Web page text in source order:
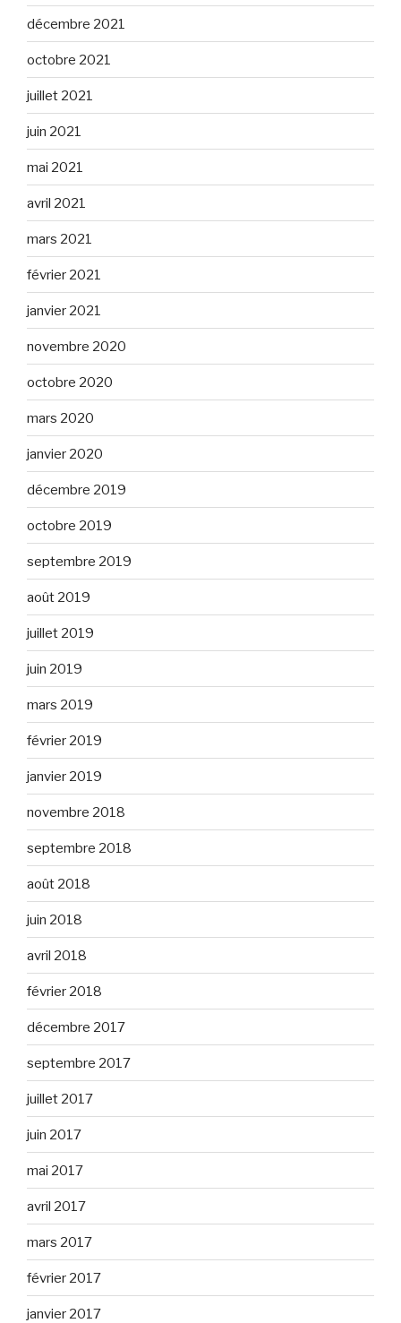
décembre 2021
octobre 2021
juillet 2021
juin 2021
mai 2021
avril 2021
mars 2021
février 2021
janvier 2021
novembre 2020
octobre 2020
mars 2020
janvier 2020
décembre 2019
octobre 2019
septembre 2019
août 2019
juillet 2019
juin 2019
mars 2019
février 2019
janvier 2019
novembre 2018
septembre 2018
août 2018
juin 2018
avril 2018
février 2018
décembre 2017
septembre 2017
juillet 2017
juin 2017
mai 2017
avril 2017
mars 2017
février 2017
janvier 2017